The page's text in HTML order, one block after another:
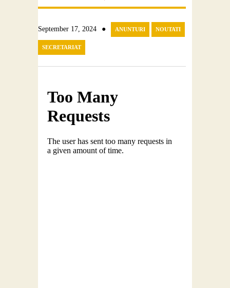
September 17, 2024 ● ANUNTURI NOUTATI
SECRETARIAT